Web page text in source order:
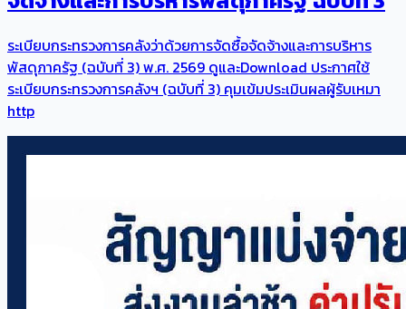
ระเบียบกระทรวงการคลังว่าด้วยการจัดซื้อจัดจ้างและการบริหาร
พัสดุภาครัฐ (ฉบับที่ 3) พ.ศ. 2569 ดูและDownload ประกาศใช้
ระเบียบกระทรวงการคลังฯ (ฉบับที่ 3) คุมเข้มประเมินผลผู้รับเหมา
http